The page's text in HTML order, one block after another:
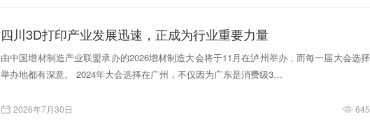
四川3D打印产业发展迅速，正成为行业重要力量
由中国增材制造产业联盟承办的2026增材制造大会将于11月在泸州举办，而每一届大会选择
举办地都有深意。 2024年大会选择在广州，不仅因为广东是消费级3…
2026年7月30日 645